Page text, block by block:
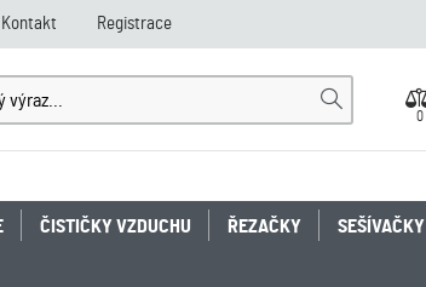
Kontakt Registrace
0
ČISTIČKY VZDUCHU ŘEZAČKY SEŠÍVAČKY